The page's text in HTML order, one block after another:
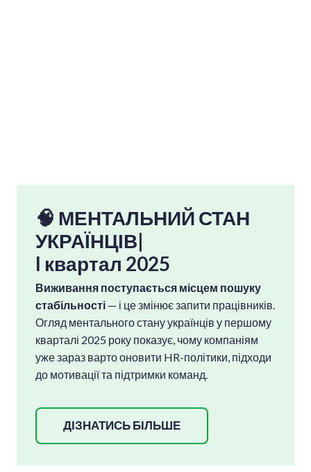
🧠 МЕНТАЛЬНИЙ СТАН
УКРАЇНЦІВ|
I квартал 2025
Виживання поступається місцем пошуку
стабільності — і це змінює запити працівників.
Огляд ментального стану українців у першому
кварталі 2025 року показує, чому компаніям
уже зараз варто оновити HR-політики, підходи
до мотивації та підтримки команд.
ДІЗНАТИСЬ БІЛЬШЕ